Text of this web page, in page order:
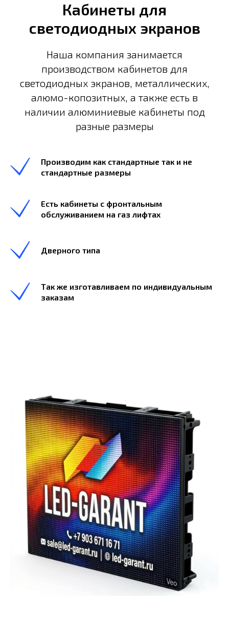
Кабинеты для
светодиодных экранов
Наша компания занимается
производством кабинетов для
светодиодных экранов, металлических,
алюмо-копозитных, а также есть в
наличии алюминиевые кабинеты под
разные размеры
Производим как стандартные так и не
стандартные размеры
Есть кабинеты с фронтальным
обслуживанием на газ лифтах
Дверного типа
Так же изготавливаем по индивидуальным
заказам